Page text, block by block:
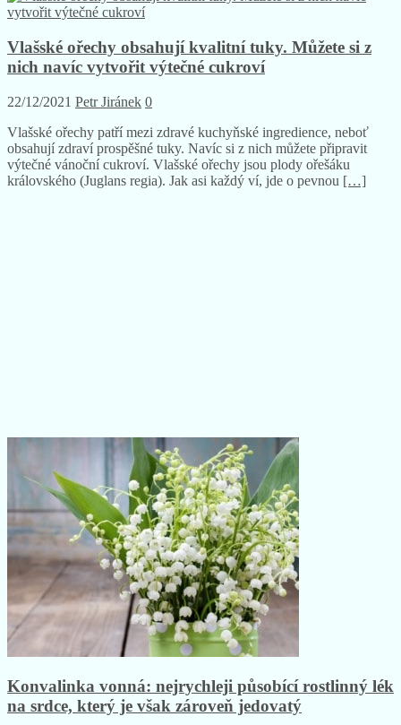
Vlašské ořechy obsahují kvalitní tuky. Můžete si z
nich navíc vytvořit výtečné cukroví
22/12/2021 Petr Jiránek 0
Vlašské ořechy patří mezi zdravé kuchyňské ingredience, neboť
obsahují zdraví prospěšné tuky. Navíc si z nich můžete připravit
výtečné vánoční cukroví. Vlašské ořechy jsou plody ořešáku
královského (Juglans regia). Jak asi každý ví, jde o pevnou […]
Konvalinka vonná: nejrychleji působící rostlinný lék
na srdce, který je však zároveň jedovatý